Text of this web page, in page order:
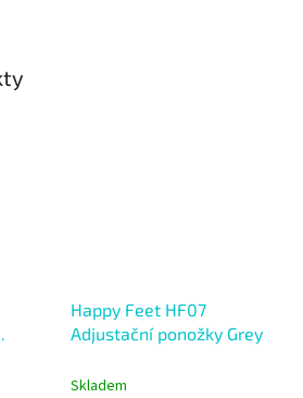
Happy Feet HF07
Adjustační ponožky Grey
Skladem